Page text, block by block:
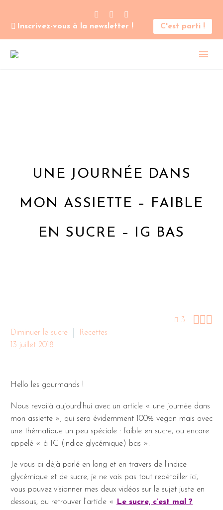
Inscrivez-vous à la newsletter ! C'est parti !
UNE JOURNÉE DANS
MON ASSIETTE – FAIBLE
EN SUCRE – IG BAS
3 
Diminuer le sucre
Recettes
13 juillet 2018
Hello les gourmands !
Nous revoilà aujourd’hui avec un article « une journée dans
mon assiette », qui sera évidemment 100% vegan mais avec
une thématique un peu spéciale : faible en sucre, ou encore
appelé « à IG (indice glycémique) bas ».
Je vous ai déjà parlé en long et en travers de l’indice
glycémique et de sucre, je ne vais pas tout redétailler ici,
vous pouvez visionner mes deux vidéos sur le sujet juste en
dessous, ou retrouver l’article «
Le sucre, c’est mal ?